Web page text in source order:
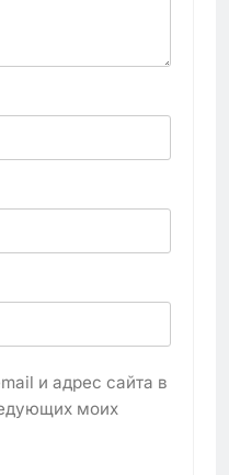
и адрес сайта в
моих